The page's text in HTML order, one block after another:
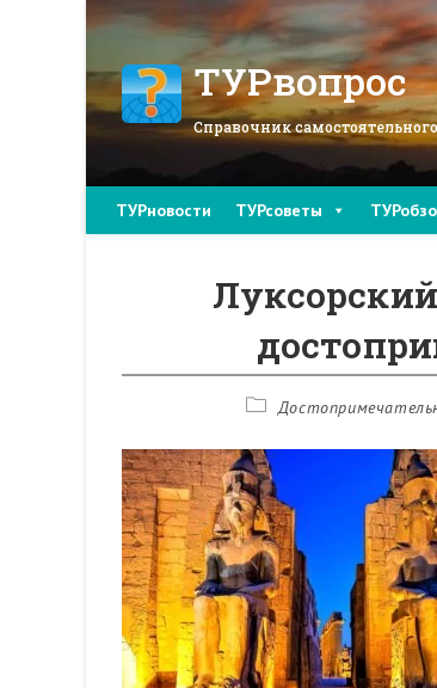
ТУРвопрос
Справочник
ТУРновости ТУРсоветы
Рубрика